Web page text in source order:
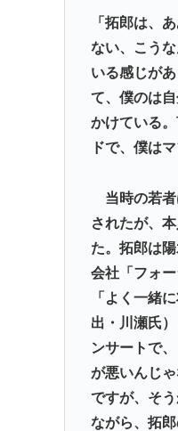
「拓郎は、
ない、こう
いる感じが
て、僕のは
かけている
ドで、僕はマ
当時の若者
されたが、
た。拓郎は
会社「フォー
「よく一緒
出・川瀬氏
ンサートで
が悪いんじ
ですが、そ
ながら、拓